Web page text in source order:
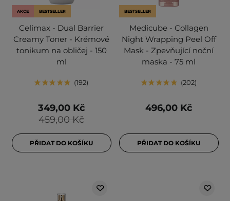
AKCE BESTSELLER
Celimax - Dual Barrier
Creamy Toner - Krémové
tonikum na obličej - 150
ml
192
459,00 Kč
349,00 Kč
PŘIDAT DO KOŠÍKU
BESTSELLER
Medicube - Collagen
Night Wrapping Peel Off
Mask - Zpevňující noční
maska - 75 ml
202
496,00 Kč
PŘIDAT DO KOŠÍKU